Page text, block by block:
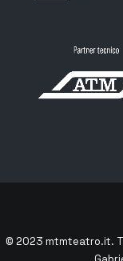
© 2023 mtmteatro.it.